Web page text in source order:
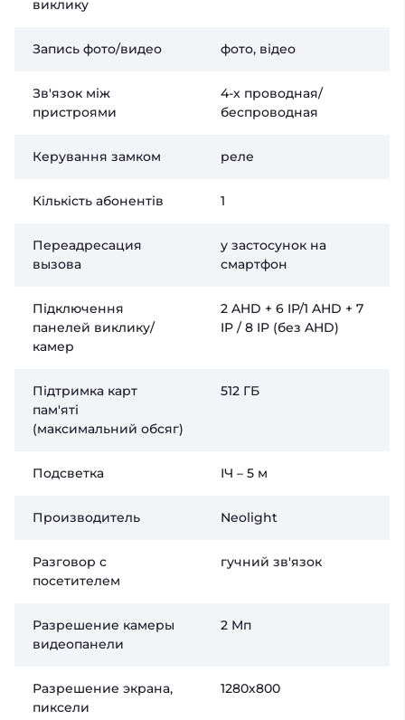
виклику
Запись фото/видео фото, відео
Зв'язок між
пристроями
4-х проводная/
беспроводная
Керування замком реле
Кількість абонентів 1
Переадресация
вызова
у застосунок на
смартфон
Підключення
панелей виклику/
камер
2 AHD + 6 IP/1 AHD + 7
IP / 8 IP (без AHD)
Підтримка карт
пам'яті
(максимальний обсяг)
512 ГБ
Подсветка ІЧ – 5 м
Производитель Neolight
Разговор с
посетителем
гучний зв'язок
Разрешение камеры
видеопанели
2 Мп
Разрешение экрана,
пиксели
1280х800